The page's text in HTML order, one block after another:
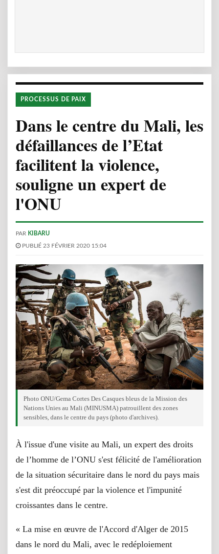
PROCESSUS DE PAIX
Dans le centre du Mali, les
défaillances de l’Etat
facilitent la violence,
souligne un expert de
l'ONU
PAR KIBARU
PUBLIÉ 23 FÉVRIER 2020 15:04
Photo ONU/Gema Cortes Des Casques bleus de la Mission des
Nations Unies au Mali (MINUSMA) patrouillent des zones
sensibles, dans le centre du pays (photo d'archives).
À l'issue d'une visite au Mali, un expert des droits
de l’homme de l’ONU s'est félicité de l'amélioration
de la situation sécuritaire dans le nord du pays mais
s'est dit préoccupé par la violence et l'impunité
croissantes dans le centre.
« La mise en œuvre de l'Accord d'Alger de 2015
dans le nord du Mali, avec le redéploiement